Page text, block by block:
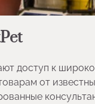
доступ к
от